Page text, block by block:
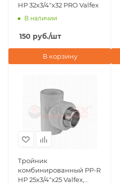
НР 32х3/4"х32 PRO Valfex
В наличии
150 руб./шт
В корзину
Тройник
комбинированный PP-R
НР 25х3/4"х25 Valfex,